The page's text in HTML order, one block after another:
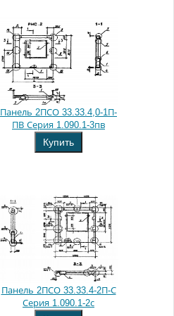
Панель 2ПСО 33.33.4,0-1П-
ПВ Серия 1.090.1-3пв
Купить
Панель 2ПСО 33.33.4-2П-С
Серия 1.090.1-2с